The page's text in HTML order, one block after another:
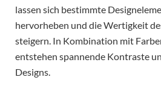
lassen sich bestimmte
hervorheben und die Wertigkeit
steigern. In Kombination mit
entstehen spannende Kontraste
Designs.